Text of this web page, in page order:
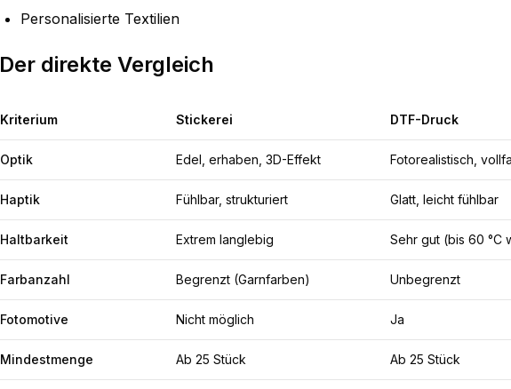
Personalisierte Textilien
Der direkte Vergleich
Kriterium Stickerei DTF-Druck
Optik Edel, erhaben, 3D-Effekt Fotorealistisch,
Haptik Fühlbar, strukturiert Glatt, leicht fühlbar
Haltbarkeit Extrem langlebig Sehr gut (bis 60 °C
Farbanzahl Begrenzt (Garnfarben) Unbegrenzt
Fotomotive Nicht möglich Ja
Mindestmenge Ab 25 Stück Ab 25 Stück